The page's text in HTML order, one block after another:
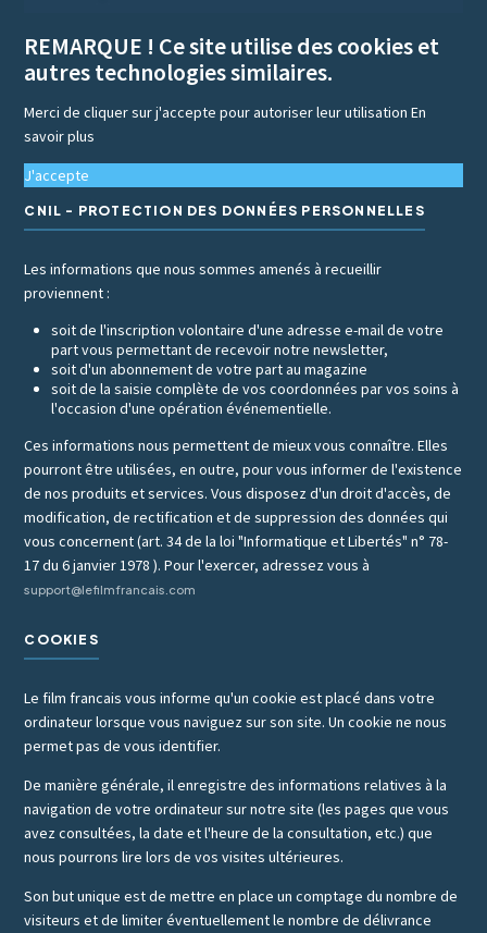
REMARQUE ! Ce site utilise des cookies et
autres technologies similaires.
Merci de cliquer sur j'accepte pour autoriser leur utilisationEn
savoir plus
J'accepte
CNIL - PROTECTION DES DONNÉES PERSONNELLES
Les informations que nous sommes amenés à recueillir
proviennent :
soit de l'inscription volontaire d'une adresse e-mail de votre
part vous permettant de recevoir notre newsletter,
soit d'un abonnement de votre part au magazine
soit de la saisie complète de vos coordonnées par vos soins à
l'occasion d'une opération événementielle.
Ces informations nous permettent de mieux vous connaître. Elles
pourront être utilisées, en outre, pour vous informer de l'existence
de nos produits et services. Vous disposez d'un droit d'accès, de
modification, de rectification et de suppression des données qui
vous concernent (art. 34 de la loi "Informatique et Libertés" n° 78-
17 du 6 janvier 1978 ). Pour l'exercer, adressez vous à
support@lefilmfrancais.com
COOKIES
Le film francais vous informe qu'un cookie est placé dans votre
ordinateur lorsque vous naviguez sur son site. Un cookie ne nous
permet pas de vous identifier.
De manière générale, il enregistre des informations relatives à la
navigation de votre ordinateur sur notre site (les pages que vous
avez consultées, la date et l'heure de la consultation, etc.) que
nous pourrons lire lors de vos visites ultérieures.
Son but unique est de mettre en place un comptage du nombre de
visiteurs et de limiter éventuellement le nombre de délivrance